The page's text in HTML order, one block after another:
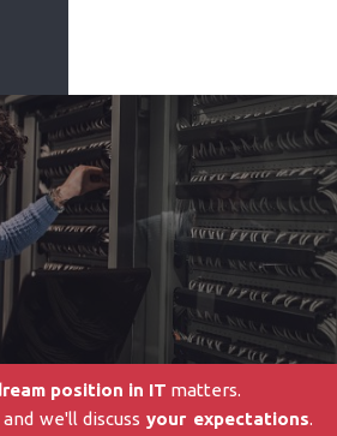
position in IT matters.
we'll discussyour expectations.